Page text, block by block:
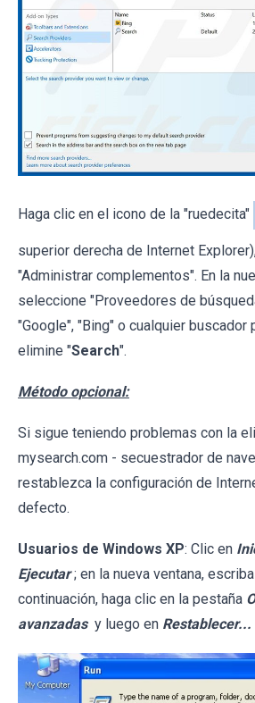
Haga clic en el icono de la "ruedecita"
superior derecha de Internet
"Administrar complementos". En la
seleccione "Proveedores de
"Google", "Bing" o cualquier buscador
elimine "Search".
Método opcional:
Si sigue teniendo problemas con la
mysearch.com - secuestrador de
restablezca la configuración de
defecto.
Usuarios de Windows XP: Clic en
Ejecutar ; en la nueva ventana, escriba
continuación, haga clic en la pestaña
avanzadas y luego en Restablecer...